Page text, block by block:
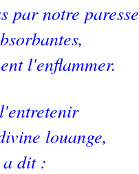
par notre paresse
l'enflammer.
louange,
dit :